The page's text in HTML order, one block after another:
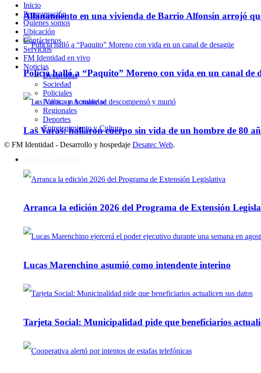
Allanamiento en una vivienda de Barrio Alfonsín arrojó
Policía halló a “Paquito” Moreno con vida en un canal de
Las Varas: hallaron cuerpo sin vida de un hombre de 80
Arranca la edición 2026 del Programa de Extensión
Lucas Marenchino asumió como intendente interino
Tarjeta Social: Municipalidad pide que beneficiarios
Inicio
Programación
Quienes somos
Ubicación
Contáctenos
Servicios
FM Identidad en vivo
Noticias
Destacadas
Sociedad
Policiales
Política y Actualidad
Regionales
Deportes
Entretenimiento y Cultura
© FM Identidad - Desarrollo y hospedaje Desatec Web.